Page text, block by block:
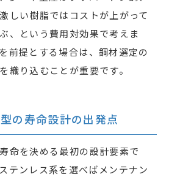
しい樹脂ではコストが上がって
、という費用対効果で考えま
前提とする場合は、鋼材選定の
織り込むことが重要です。
の寿命設計の出発点
命を決める最初の設計要素で
テンレス系を選べばメンテナン